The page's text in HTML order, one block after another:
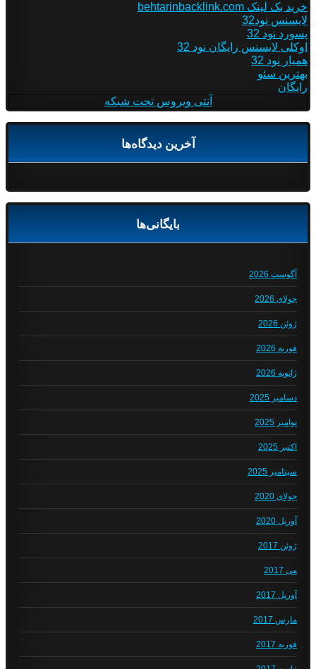
خرید بک لینک behtarinbacklink.com
لایسنس نود32
پسورد نود 32
اوکلی لایسنس رایگان نود 32
همیار نود 32
بهترین سئو
رایگان
آنتی ویروس تحت شبکه
آخرین دیدگاه‌ها
بایگانی‌ها
آگوست 2026
جولای 2026
ژوئن 2026
فوریه 2026
ژانویه 2026
دسامبر 2025
نوامبر 2025
اکتبر 2025
سپتامبر 2025
جولای 2020
آوریل 2020
ژوئن 2017
می 2017
آوریل 2017
مارس 2017
فوریه 2017